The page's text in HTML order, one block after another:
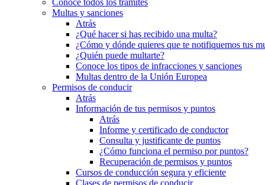
Conoce todos los trámites
Multas y sanciones
Atrás
¿Qué hacer si has recibido una multa?
¿Cómo y dónde quieres que te notifiquemos tus
¿Quién puede multarte?
Conoce los tipos de infracciones y sanciones
Multas dentro de la Unión Europea
Permisos de conducir
Atrás
Información de tus permisos y puntos
Atrás
Informe y certificado de conductor
Consulta y justificante de puntos
¿Cómo funciona el permiso por puntos?
Recuperación de permisos y puntos
Cursos de conducción segura y eficiente